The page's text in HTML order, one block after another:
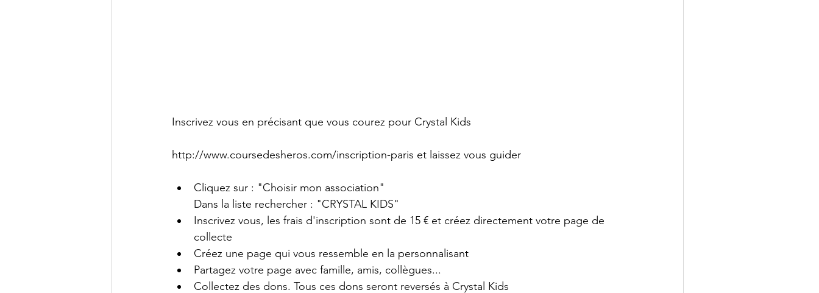
Inscrivez vous en précisant que vous courez pour Crystal Kids
http://www.coursedesheros.com/inscription-paris et laissez vous guider
Cliquez sur : "Choisir mon association"
Dans la liste rechercher : "CRYSTAL KIDS"
Inscrivez vous, les frais d'inscription sont de 15 € et créez directement votre page de
collecte
Créez une page qui vous ressemble en la personnalisant
Partagez votre page avec famille, amis, collègues...
Collectez des dons. Tous ces dons seront reversés à Crystal Kids